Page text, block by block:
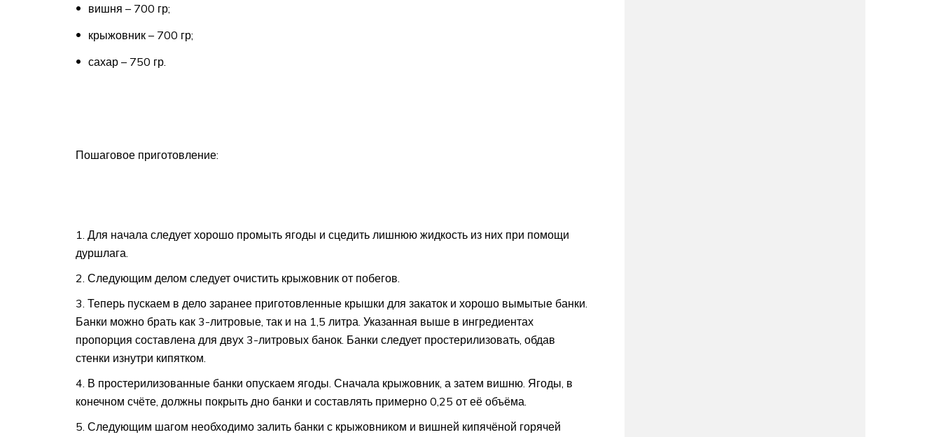
вишня – 700 гр;
крыжовник – 700 гр;
сахар – 750 гр.
Пошаговое приготовление:
Для начала следует хорошо промыть ягоды и сцедить лишнюю жидкость из них при помощи
дуршлага.
Следующим делом следует очистить крыжовник от побегов.
Теперь пускаем в дело заранее приготовленные крышки для закаток и хорошо вымытые банки.
Банки можно брать как 3-литровые, так и на 1,5 литра. Указанная выше в ингредиентах
пропорция составлена для двух 3-литровых банок. Банки следует простерилизовать, обдав
стенки изнутри кипятком.
В простерилизованные банки опускаем ягоды. Сначала крыжовник, а затем вишню. Ягоды, в
конечном счёте, должны покрыть дно банки и составлять примерно 0,25 от её объёма.
Следующим шагом необходимо залить банки с крыжовником и вишней кипячёной горячей